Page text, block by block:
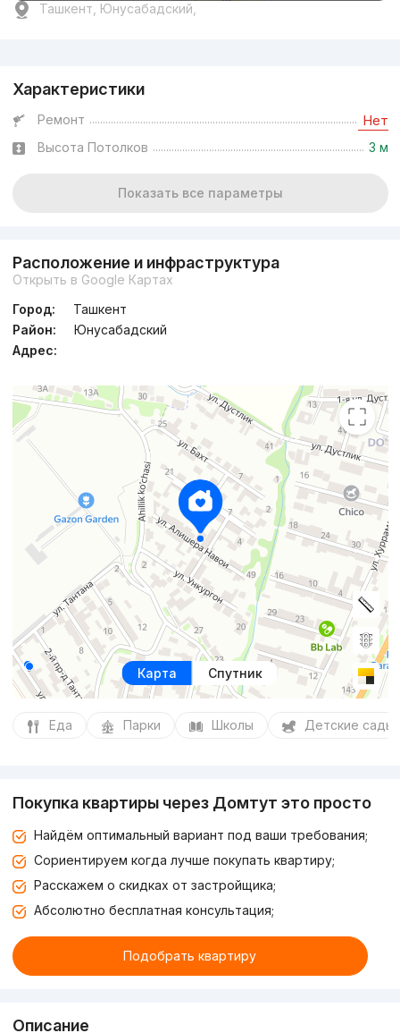
Ташкент, Юнусабадский,
Характеристики
Ремонт Нет
Высота Потолков 3 м
Показать все параметры
Расположение и инфраструктура
Открыть в Google Картах
Город:
Ташкент
Район:
Юнусабадский
Адрес:
Карта Спутник
Еда Парки Школы Детские сады
Покупка квартиры через Домтут это просто
Найдём оптимальный вариант под ваши требования;
Сориентируем когда лучше покупать квартиру;
Расскажем о скидках от застройщика;
Абсолютно бесплатная консультация;
Подобрать квартиру
Описание